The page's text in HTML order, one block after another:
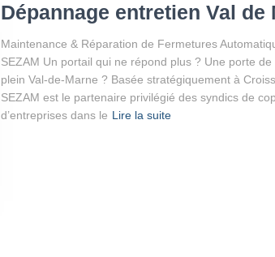
Dépannage entretien Val de
Maintenance & Réparation de Fermetures
SEZAM Un portail qui ne répond plus ? Une porte
plein Val-de-Marne ? Basée stratégiquement à
SEZAM est le partenaire privilégié des syndics de
d’entreprises dans le Lire la suite